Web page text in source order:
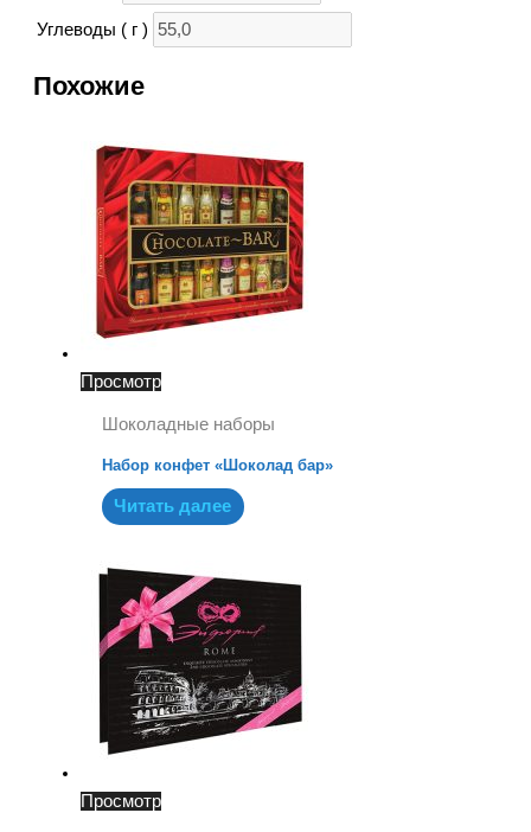
Углеводы ( г )
Похожие
Просмотр
Шоколадные наборы
Набор конфет «Шоколад бар»
Читать далее
Просмотр